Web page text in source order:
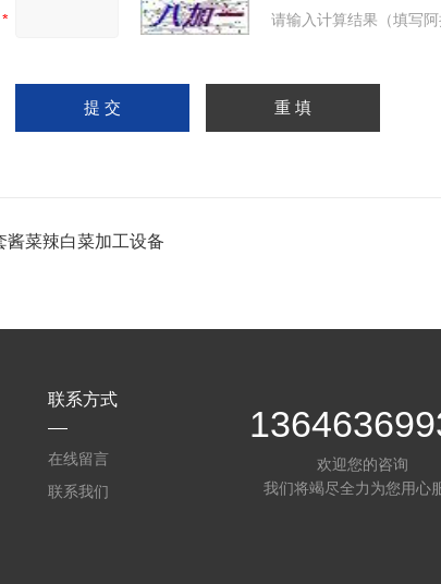
请输入计算结果（填写
酱菜辣白菜加工设备
联系方式
在线留言
联系我们
欢迎您的咨询
我们将竭尽全力为您用心